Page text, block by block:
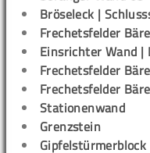
Bröseleck |
Frechetsfelder
Einsrichter Wand |
Frechetsfelder
Frechetsfelder
Stationenwand
Grenzstein
Gipfelstürmerblock